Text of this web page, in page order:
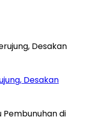
Desakan